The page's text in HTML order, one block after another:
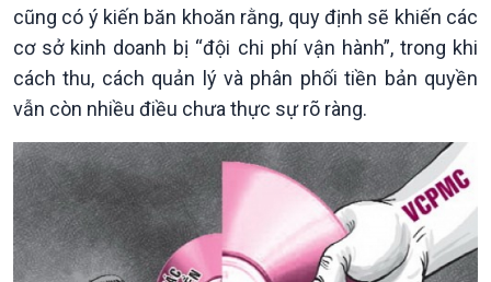
Chính phủ với người dân
Quốc hội với cử tri
Đảng trong cuộc sống
Nhận diện sự thật
Pháp luật và đời sống
Vấn đề quốc tế
Hồ sơ sự kiện quốc tế
Thế giới & Việt Nam
Biên cương - Một dải vững
bền
cũng có ý kiến băn khoăn rằng, quy định sẽ khiến các
cơ sở kinh doanh bị “đội chi phí vận hành”, trong khi
cách thu, cách quản lý và phân phối tiền bản quyền
vẫn còn nhiều điều chưa thực sự rõ ràng.